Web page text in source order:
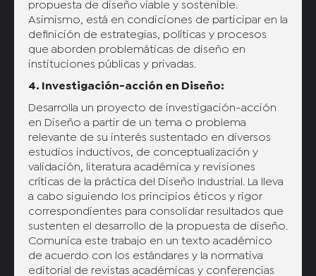
propuesta de diseño viable y sostenible.
Asimismo, está en condiciones de participar en la
definición de estrategias, políticas y procesos
que aborden problemáticas de diseño en
instituciones públicas y privadas.
4. Investigación-acción en Diseño:
Desarrolla un proyecto de investigación-acción
en Diseño a partir de un tema o problema
relevante de su interés sustentado en diversos
estudios inductivos, de conceptualización y
validación, literatura académica y revisiones
críticas de la práctica del Diseño Industrial. La lleva
a cabo siguiendo los principios éticos y rigor
correspondientes para consolidar resultados que
sustenten el desarrollo de la propuesta de diseño.
Comunica este trabajo en un texto académico
de acuerdo con los estándares y la normativa
editorial de revistas académicas y conferencias